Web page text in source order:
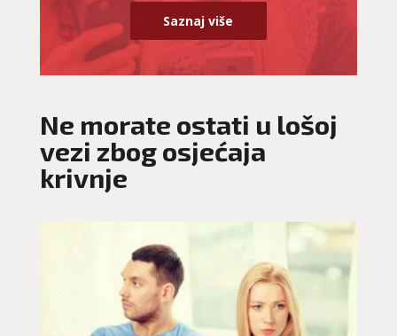
Saznaj više
Ne morate ostati u lošoj
vezi zbog osjećaja
krivnje